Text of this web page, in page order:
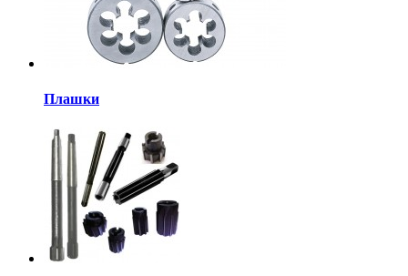
Плашки